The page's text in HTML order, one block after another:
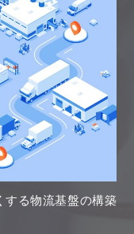
する物流基盤の構築